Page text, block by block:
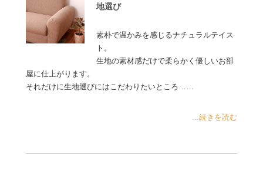
地選び
素朴で温かみを感じるナチュラルテイス
ト。
生地の素材感だけで柔らかく優しいお部
屋に仕上がります。
それだけに生地選びにはこだわりたいところ……
...続きを読む